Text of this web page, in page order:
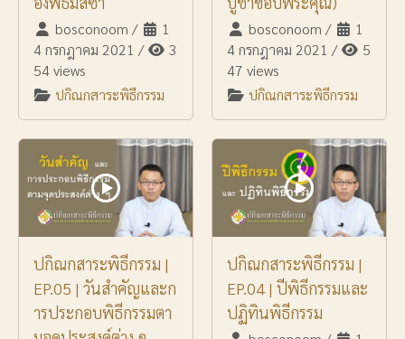
bosconoom /
1
4 กรกฎาคม 2021 /
3
54 views
ปกิณกสาระพิธีกรรม
bosconoom /
1
4 กรกฎาคม 2021 /
5
47 views
ปกิณกสาระพิธีกรรม
ปกิณกสาระพิธีกรรม |
EP.05 | วันสำคัญและก
ารประกอบพิธีกรรมตา
ปกิณกสาระพิธีกรรม |
EP.04 | ปีพิธีกรรมและ
ปฏิทินพิธีกรรม